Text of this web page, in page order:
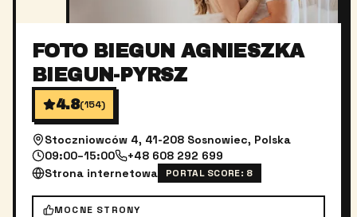
FOTO BIEGUN AGNIESZKA
BIEGUN-PYRSZ
4.8(154)
Stoczniowców 4, 41-208 Sosnowiec, Polska
09:00–15:00
+48 608 292 699
Strona internetowa
PORTAL SCORE: 8
MOCNE STRONY